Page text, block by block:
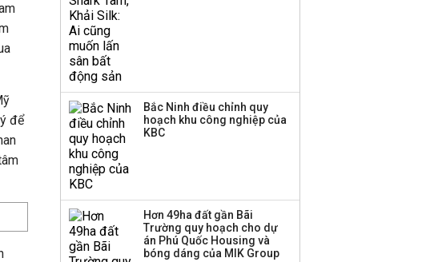
để
Bắc Ninh điều chỉnh quy
hoạch khu công nghiệp của
KBC
Hơn 49ha đất gần Bãi
Trường quy hoạch cho dự
án Phú Quốc Housing và
bóng dáng của MIK Group